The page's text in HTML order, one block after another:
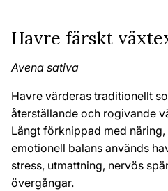
Havre färskt
Avena sativa
Havre värderas traditionellt
återställande och rogivande
Långt förknippad med
emotionell balans används
stress, utmattning, nervös
övergångar.